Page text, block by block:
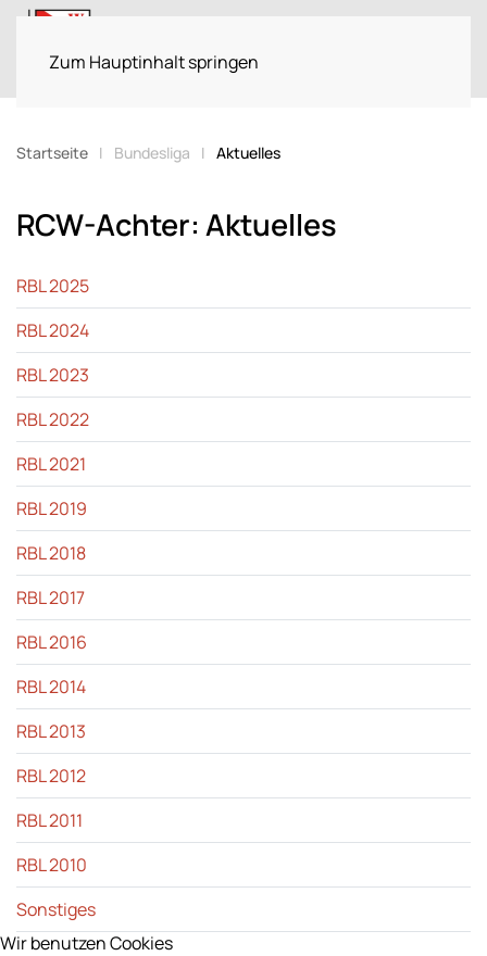
Zum Hauptinhalt springen
Startseite Bundesliga Aktuelles
RCW-Achter: Aktuelles
RBL 2025
RBL 2024
RBL 2023
RBL 2022
RBL 2021
RBL 2019
RBL 2018
RBL 2017
RBL 2016
RBL 2014
RBL 2013
RBL 2012
RBL 2011
RBL 2010
Sonstiges
Wir benutzen Cookies